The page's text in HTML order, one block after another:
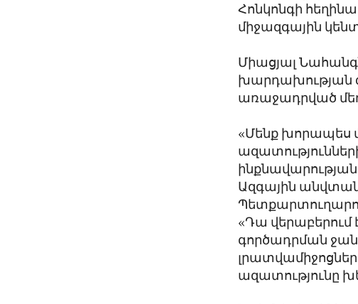
Հոնկոնգի
միջազգային
Միացյալ
խարդախության
առաջադրված
«Մենք խորապես
Ազգային
«Դա վերաբերում
գործադրման
ազատությունը